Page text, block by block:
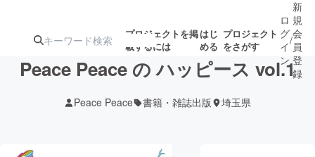
プロジェクトを掲
載するには
はじ
める
プロジェクト
をさがす
ロ
グ
イ
ン
/
新
規
会
員
登
録
Peace Peace の ハッピース vol.1
Peace Peace 書籍・雑誌出版 埼玉県